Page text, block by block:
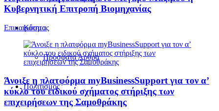
Κόσμος
Πρόσφατα Άρθρα
Πολιτισμός
Κυβερνητική Επιτροπή Βιομηχανίας
Επικαιρότητα
Άνοιξε η πλατφόρμα myBusinessSupport για τον α’
κύκλο του ειδικού σχήματος στήριξης των
επιχειρήσεων της Σαμοθράκης